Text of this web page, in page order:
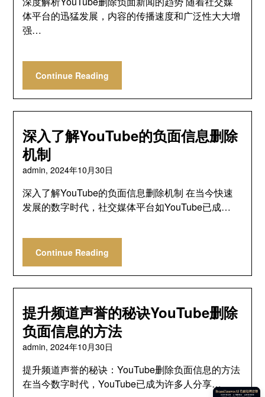
体平台的迅猛发展，内容的传播速度和广泛性大大增
强…
Continue Reading
深入了解YouTube的负面信息删除
机制
admin,2024年10月30日
深入了解YouTube的负面信息删除机制 在当今快速
发展的数字时代，社交媒体平台如YouTube已成…
Continue Reading
提升频道声誉的秘诀YouTube删除
负面信息的方法
admin,2024年10月30日
提升频道声誉的秘诀：YouTube删除负面信息的方法
在当今数字时代，YouTube已成为许多人分享…